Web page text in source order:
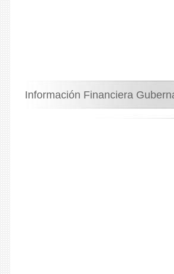
Información Financiera